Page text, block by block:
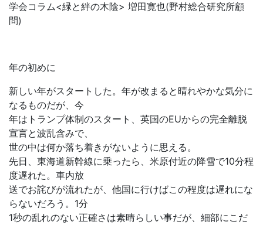
学会コラム<緑と絆の木陰> 増田寛也(野村総合研究所顧
問)
年の初めに
新しい年がスタートした。年が改まると晴れやかな気分に
なるものだが、今
年はトランプ体制のスタート、英国のEUからの完全離脱
宣言と波乱含みで、
世の中は何か落ち着きがないように思える。
先日、東海道新幹線に乗ったら、米原付近の降雪で10分程
度遅れた。車内放
送でお詫びが流れたが、他国に行けばこの程度は遅れにな
らないだろう。1分
1秒の乱れのない正確さは素晴らしい事だが、細部にこだ